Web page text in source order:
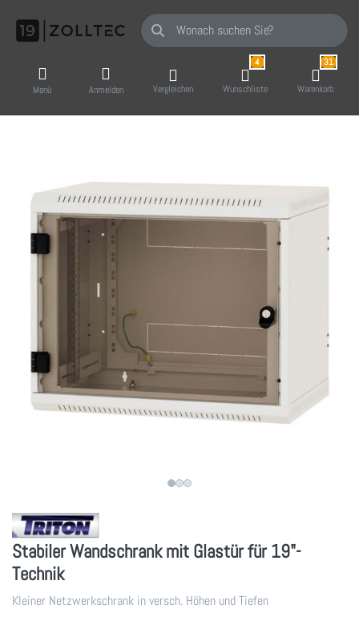
Geben Sie einen Suchbegriff ein. Während
Menü Anmelden Vergleichen
4
Wunschliste
31
Warenkorb
Stabiler Wandschrank mit Glastür für 19"-
Technik
Kleiner Netzwerkschrank in versch. Höhen und Tiefen